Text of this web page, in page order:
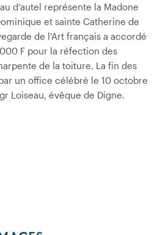
d’autel représente la Madone
et sainte Catherine de
de l’Art français a accordé
F pour la réfection des
de la toiture. La fin des
un office célébré le 10 octobre
Loiseau, évêque de Digne.